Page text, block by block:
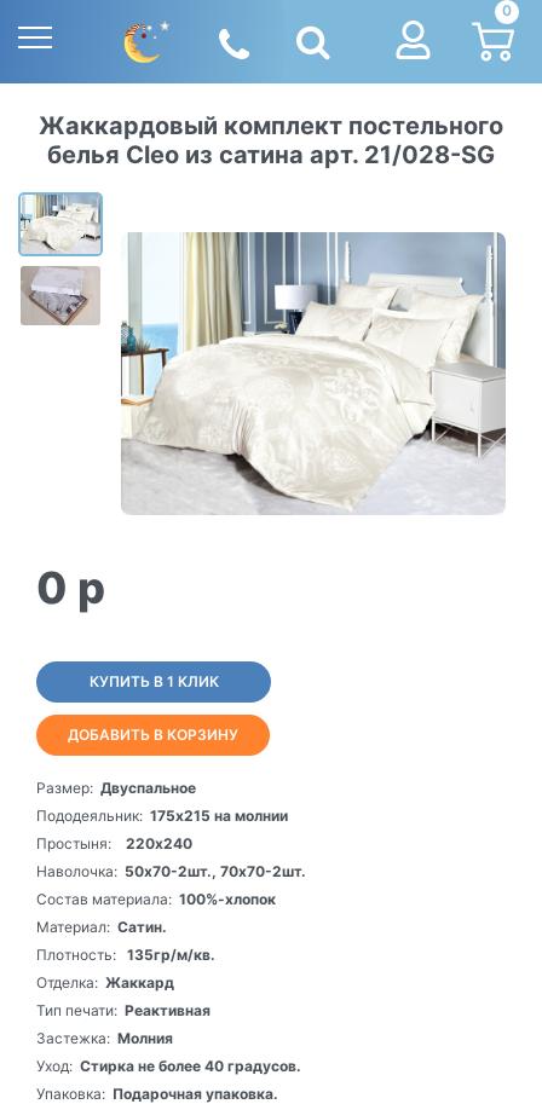
0
Жаккардовый комплект постельного
белья Cleo из сатина арт. 21/028-SG
0 p
КУПИТЬ В 1 КЛИК
ДОБАВИТЬ В КОРЗИНУ
Размер: Двуспальное
Пододеяльник: 175х215 на молнии
Простыня:
220х240
Наволочка: 50х70-2шт., 70х70-2шт.
Состав материала: 100%-хлопок
Материал: Сатин.
Плотность: 135гр/м/кв.
Отделка: Жаккард
Тип печати: Реактивная
Застежка: Молния
Уход: Стирка не более 40 градусов.
Упаковка: Подарочная упаковка.